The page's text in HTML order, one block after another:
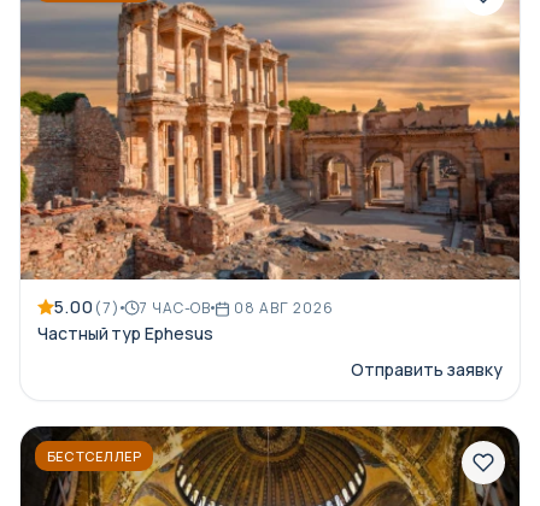
5.00 (7) 7 ЧАС-ОВ 08 АВГ 2026
Частный тур Ephesus
Отправить заявку
БЕСТСЕЛЛЕР